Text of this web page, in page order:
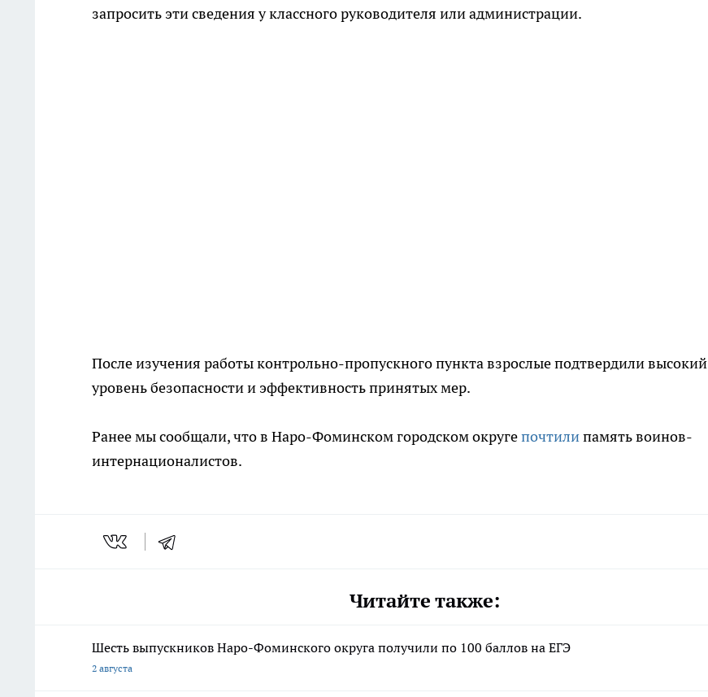
запросить эти сведения у классного руководителя или администрации.
После изучения работы контрольно-пропускного пункта взрослые подтвердили высокий
уровень безопасности и эффективность принятых мер.
Ранее мы сообщали, что в Наро-Фоминском городском округепочтилипамять воинов-
интернационалистов.
Читайте также:
Шесть выпускников Наро-Фоминского округа получили по 100 баллов на ЕГЭ
2 августа